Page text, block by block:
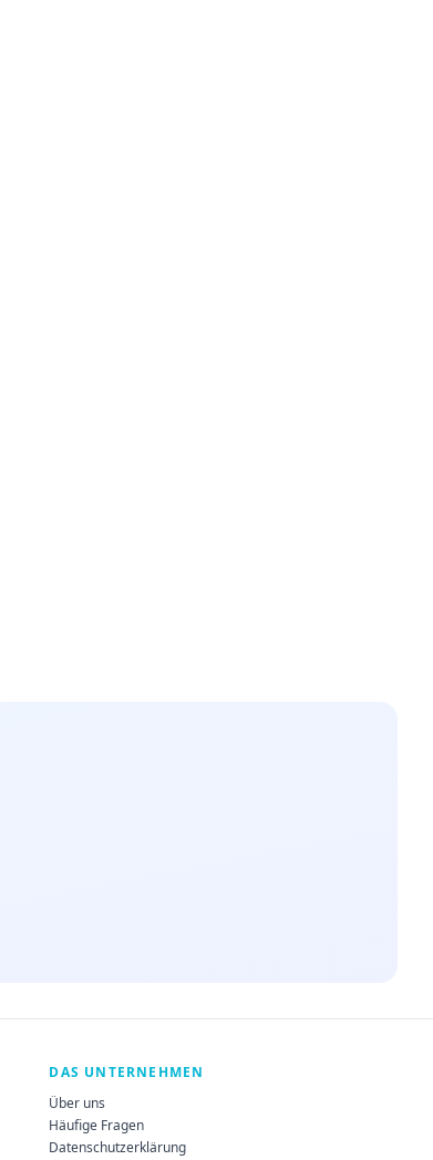
DAS UNTERNEHMEN
Über uns
Häufige Fragen
Datenschutzerklärung